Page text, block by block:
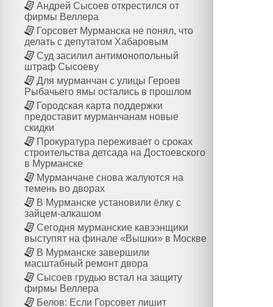
Андрей Сысоев открестился от
фирмы Веллера
Горсовет Мурманска не понял, что
делать с депутатом Хабаровым
Суд засилил антимонопольный
штраф Сысоеву
Для мурманчан с улицы Героев
Рыбачьего ямы остались в прошлом
Городская карта поддержки
предоставит мурманчанам новые
скидки
Прокуратура переживает о сроках
строительства детсада на Достоевского
в Мурманске
Мурманчане снова жалуются на
темень во дворах
В Мурманске установили ёлку с
зайцем-алкашом
Сегодня мурманские кавээнщики
выступят на финале «Вышки» в Москве
В Мурманске завершили
масштабный ремонт двора
Сысоев грудью встал на защиту
фирмы Веллера
Белов: Если Горсовет лишит